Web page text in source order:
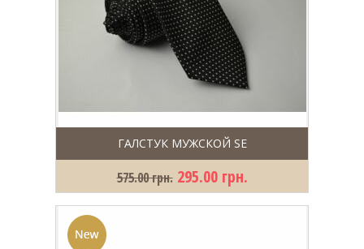
ГАЛСТУК МУЖСКОЙ SE
575.00 грн. 295.00 грн.